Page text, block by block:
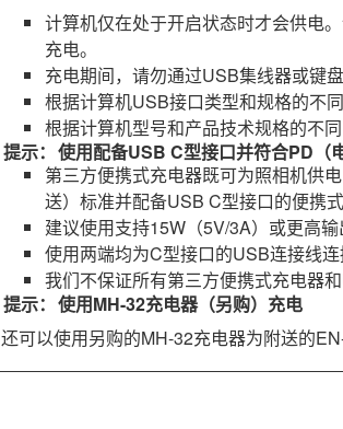
计算机仅在处于开启状态时才会供电
充电。
充电期间，请勿通过USB集线器或键
根据计算机USB接口类型和规格的不
根据计算机型号和产品技术规格的不
使用配备USB C型接口并符合PD（
第三方便携式充电器既可为照相机供
送）标准并配备USB C型接口的便携式
建议使用支持15W（5V/3A）或更高输
使用两端均为C型接口的USB连接线连
我们不保证所有第三方便携式充电器
使用MH-32充电器（另购）充电
还可以使用另购的MH-32充电器为附送的